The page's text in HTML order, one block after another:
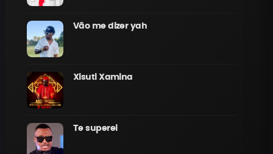
Vão me dizer yah
Xisuti Xamina
Te superei